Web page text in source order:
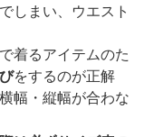
しまい、ウエスト
着るアイテムのた
をするのが正解
幅・縦幅が合わな